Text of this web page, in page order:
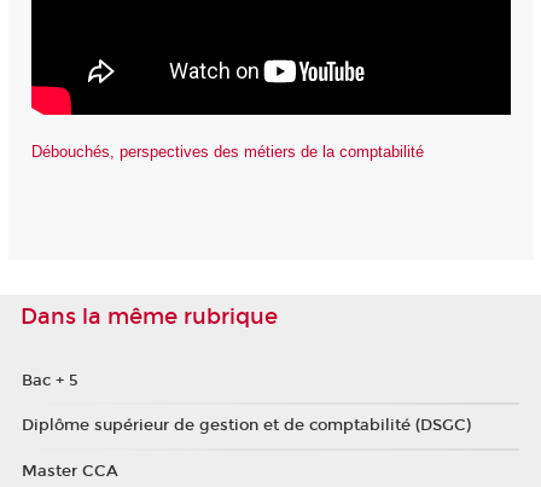
Débouchés, perspectives des métiers de la comptabilité
Dans la même rubrique
Bac + 5
Diplôme supérieur de gestion et de comptabilité (DSGC)
Master CCA